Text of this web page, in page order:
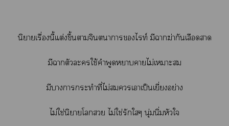
นิยายเรื่องนี้แต่งขึ้นาจินตนาการไท์ มีาฆ่ากันเลือดา
มีาตัวะใช้คำพูดาาไม่เาะ
มีาาะทำที่ไม่เาเป็นเยี่ยงอย่าง
ไม่ใช่นิยายโ ไม่ใช่รักใๆ นุ่มนิ่มหัวใ